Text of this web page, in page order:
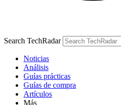
Search TechRadar
Noticias
Análisis
Guías prácticas
Guías de compra
Artículos
Más